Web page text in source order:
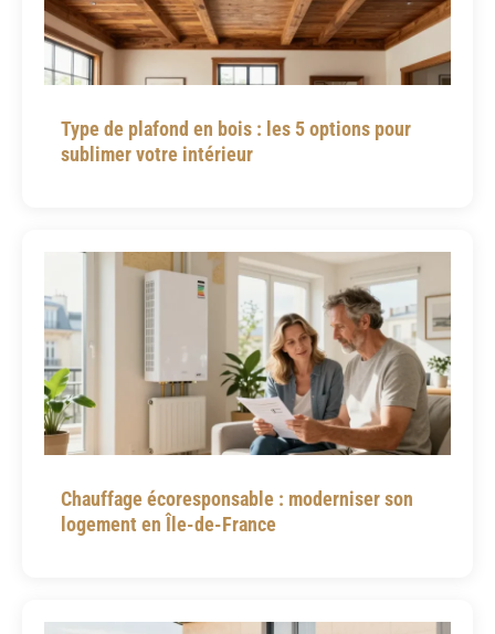
Type de plafond en bois : les 5 options pour
sublimer votre intérieur
Chauffage écoresponsable : moderniser son
logement en Île-de-France